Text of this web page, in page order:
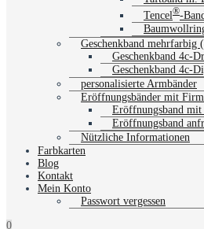
Tencel®-
Geschenkband mehrfarbig
Geschenkband 4c-
Geschenkband 4c-
personalisierte Armbänder
Eröffnungsbänder mit
Eröffnungsband mit
Eröffnungsband
Nützliche Informationen
Farbkarten
Blog
Kontakt
Mein Konto
Passwort vergessen
0